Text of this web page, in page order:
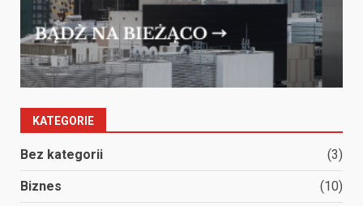
KATEGORIE
Bez kategorii (3)
Biznes (10)